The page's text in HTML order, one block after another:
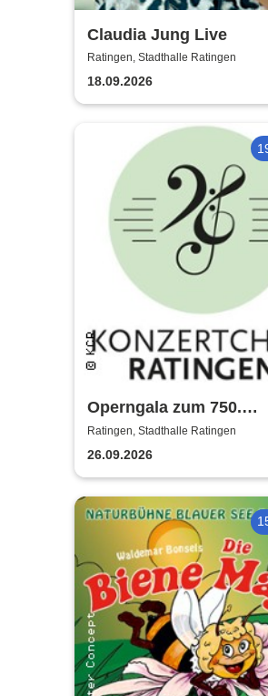
Claudia Jung Live
Ratingen, Stadthalle Ratingen
18.09.2026
Operngala zum 750.
Stadtjubiläum -
Ratingen
Ratingen, Stadthalle Ratingen
26.09.2026